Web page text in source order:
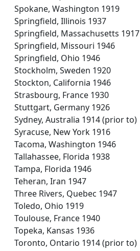
Spokane, Washington 1919
Springfield, Illinois 1937
Springfield, Massachusetts 1917
Springfield, Missouri 1946
Springfield, Ohio 1946
Stockholm, Sweden 1920
Stockton, California 1946
Strasbourg, France 1930
Stuttgart, Germany 1926
Sydney, Australia 1914 (prior to)
Syracuse, New York 1916
Tacoma, Washington 1946
Tallahassee, Florida 1938
Tampa, Florida 1946
Teheran, Iran 1947
Three Rivers, Quebec 1947
Toledo, Ohio 1919
Toulouse, France 1940
Topeka, Kansas 1936
Toronto, Ontario 1914 (prior to)